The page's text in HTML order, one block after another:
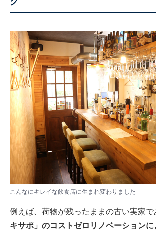
こんなにキレイな飲食店に生まれ変わりました
例えば、荷物が残ったままの古い実家で
キサポ」のコストゼロリノベーションに